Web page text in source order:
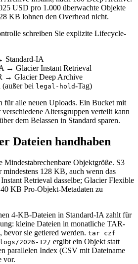
USD pro 1.000 überwachte Objekte
KB lohnen den Overhead nicht.
schreiben Sie explizite Lifecycle-
Standard-IA
→ Glacier Instant Retrieval
→ Glacier Deep Archive
bei legal-hold-Tag)
für alle neuen Uploads. Ein Bucket mit
Altersgruppen verteilt kann
dem Belassen in Standard sparen.
Dateien handhaben
Mindestabrechenbare Objektgröße. S3
mindestens 128 KB, auch wenn das
Retrieval dasselbe; Glacier Flexible
KB Pro-Objekt-Metadaten zu
4-KB-Dateien in Standard-IA zahlt für
kleine Dateien in monatliche TAR-
sie getiered werden. tar czf
2026-12/ ergibt ein Objekt statt
parallelen Index (CSV mit Dateiname
vor.